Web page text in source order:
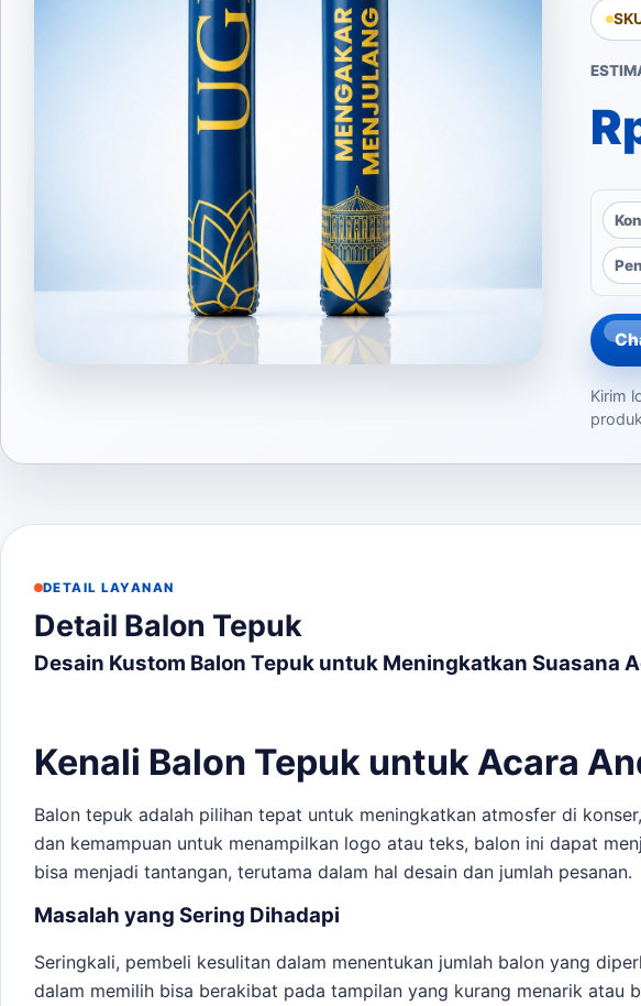
Kirim
DETAIL LAYANAN
Detail Balon Tepuk
Desain Kustom Balon Tepuk untuk Meningkatkan Suasana
Kenali Balon Tepuk untuk Acara
Balon tepuk adalah pilihan tepat untuk meningkatkan atmosfer di
dan kemampuan untuk menampilkan logo atau teks, balon ini dapat
bisa menjadi tantangan, terutama dalam hal desain dan jumlah pesanan.
Masalah yang Sering Dihadapi
Seringkali, pembeli kesulitan dalam menentukan jumlah balon yang
dalam memilih bisa berakibat pada tampilan yang kurang menarik atau